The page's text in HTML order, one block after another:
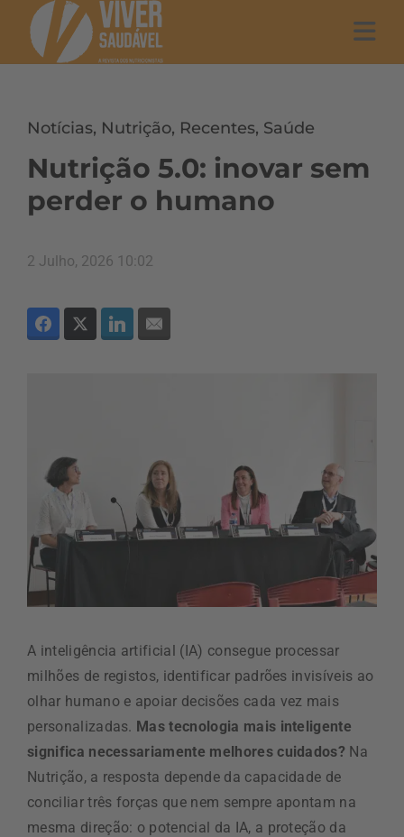
Notícias, Nutrição, Recentes, Saúde
Nutrição 5.0: inovar sem
perder o humano
2 Julho, 2026 10:02
A inteligência artificial (IA) consegue processar
milhões de registos, identificar padrões invisíveis ao
olhar humano e apoiar decisões cada vez mais
personalizadas. Mas tecnologia mais inteligente
significa necessariamente melhores cuidados? Na
Nutrição, a resposta depende da capacidade de
conciliar três forças que nem sempre apontam na
mesma direção: o potencial da IA, a proteção da